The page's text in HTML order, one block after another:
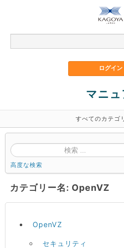
マニ
すべてのカテゴ
高度な検索
カテゴリー名: OpenVZ
OpenVZ
セキュリティ